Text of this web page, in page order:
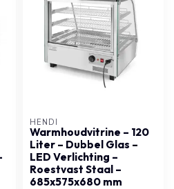
HENDI
Warmhoudvitrine – 120
Liter – Dubbel Glas –
LED Verlichting –
Roestvast Staal –
685x575x680 mm